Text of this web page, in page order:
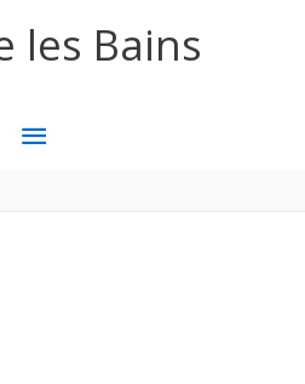
les Bains
MENU